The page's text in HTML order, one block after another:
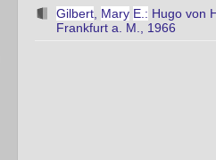
Gilbert, Mary E.: Hugo von
Frankfurt a. M., 1966